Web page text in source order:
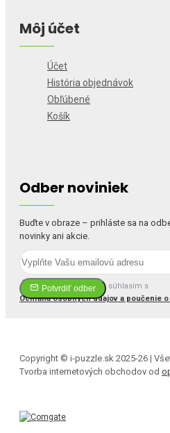
Môj účet
Účet
História objednávok
Obľúbené
Košík
Odber noviniek
Buďte v obraze – prihláste sa na
novinky ani akcie.
Potvrdiť odber
Prečítal(a) som si a súhlasím s
Ochrana osobných údajov a poučenie
Copyright © i-puzzle.sk 2025-26 |
Tvorba internetových obchodov od